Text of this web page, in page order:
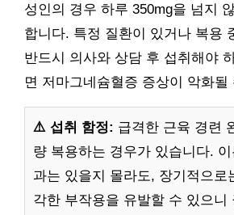
성인의 경우 하루 350mg을 넘지
합니다. 특정 질환이 있거나 복용
반드시 의사와 상담 후 섭취해야
면 저마그네슘혈증 증상이 악화될
⚠️ 섭취 함정: 급격한 근육 경련
량 복용하는 경우가 있습니다.
과는 있을지 몰라도, 장기적으로
각한 부작용을 유발할 수 있으니